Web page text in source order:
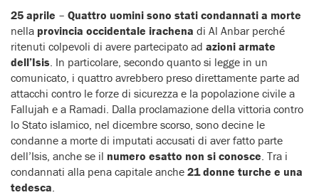
25 aprile – Quattro uomini sono stati condannati a morte
nella provincia occidentale irachena di Al Anbar perché
ritenuti colpevoli di avere partecipato ad azioni armate
dell’Isis . In particolare, secondo quanto si legge in un
comunicato, i quattro avrebbero preso direttamente parte ad
attacchi contro le forze di sicurezza e la popolazione civile a
Fallujah e a Ramadi. Dalla proclamazione della vittoria contro
lo Stato islamico, nel dicembre scorso, sono decine le
condanne a morte di imputati accusati di aver fatto parte
dell’Isis, anche se il numero esatto non si conosce . Tra i
condannati alla pena capitale anche 21 donne turche e una
tedesca